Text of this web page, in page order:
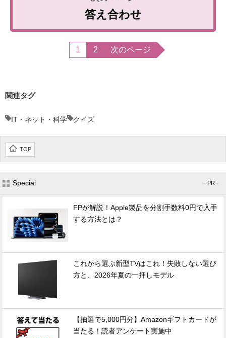
答え合わせ
1 2 次のページ
関連タグ
IT・ネット・科学 クイズ
TOP
Special - PR -
FPが解説！Apple製品を分割手数料0円で入手
する方法とは？
これから選ぶ新型TVはこれ！失敗しない選び
方と、2026年夏の一押しモデル
【抽選で5,000円分】Amazonギフトカードが
当たる！読者アンケート実施中